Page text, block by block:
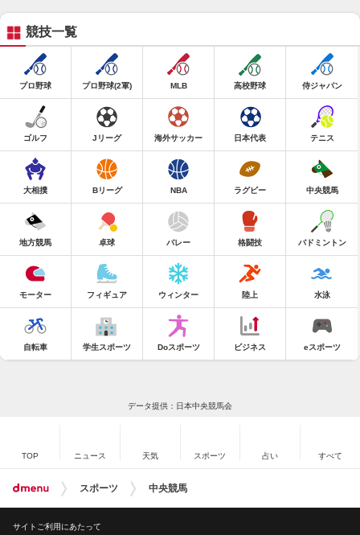
競技一覧
プロ野球 プロ野球(2軍) MLB 高校野球 侍ジャパン
ゴルフ Jリーグ 海外サッカー 日本代表 テニス
大相撲 Bリーグ NBA ラグビー 中央競馬
地方競馬 卓球 バレー 格闘技 バドミントン
モーター フィギュア ウィンター 陸上 水泳
自転車 学生スポーツ Doスポーツ ビジネス eスポーツ
データ提供：日本中央競馬会
TOP ニュース 天気 スポーツ 占い すべて
スポーツ 中央競馬
サイトご利用にあたって